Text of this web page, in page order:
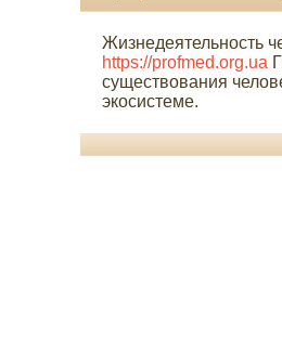
Жизнедеятельность
https://profmed.org.ua
существования
экосистеме.